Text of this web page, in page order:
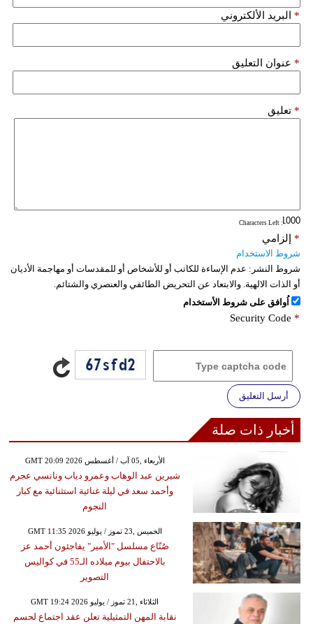
البريد الألكتروني *
عنوان التعليق *
تعليق *
: Characters Left
إلزامي *
شروط الاستخدام
شروط النشر: عدم الإساءة للكاتب أو للأشخاص أو للمقدسات أو مهاجمة الأديان
أو الذات الالهية. والابتعاد عن التحريض الطائفي والعنصري والشتائم.
اُوافق على شروط الأستخدام
Security Code *
أرسل التعليق
أخبار ذات صلة
GMT 20:09 2026 الأربعاء ,05 آب / أغسطس
شيرين عبد الوهاب وعمرو دياب ونانسي عجرم
وأحمد سعد في ليلة غنائية استثنائية مع كبار
النجوم
GMT 11:35 2026 الخميس ,23 تموز / يوليو
صُنّاع مسلسل "الأمير" يفاجئون أحمد عز
بالاحتفال بيوم ميلاده الـ55 في كواليس
التصوير
GMT 19:24 2026 الثلاثاء ,21 تموز / يوليو
نقابة المهن التمثيلية تعلن عقد اجتماع لحسم